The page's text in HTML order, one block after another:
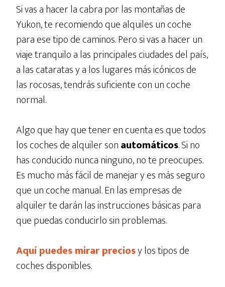
Si vas a hacer la cabra por las montañas de
Yukon, te recomiendo que alquiles un coche
para ese tipo de caminos. Pero si vas a hacer un
viaje tranquilo a las principales ciudades del país,
a las cataratas y a los lugares más icónicos de
las rocosas, tendrás suficiente con un coche
normal.
Algo que hay que tener en cuenta es que todos
los coches de alquiler sonautomáticos. Si no
has conducido nunca ninguno, no te preocupes.
Es mucho más fácil de manejar y es más seguro
que un coche manual. En las empresas de
alquiler te darán las instrucciones básicas para
que puedas conducirlo sin problemas.
Aquí puedes mirar preciosy los tipos de
coches disponibles.